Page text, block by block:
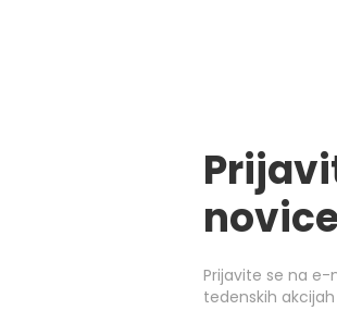
Prijavite se na
tedenskih